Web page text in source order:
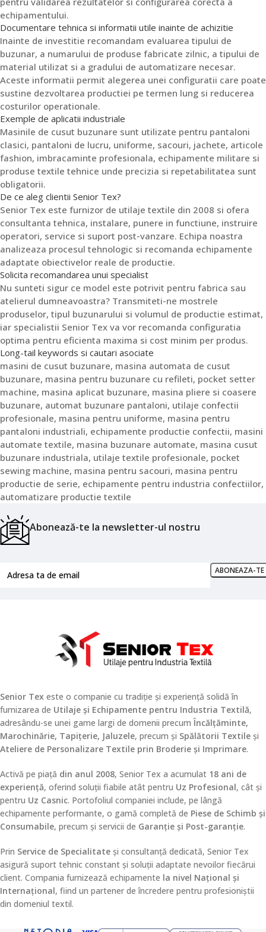
echipamentului.
Documentare tehnica si informatii utile inainte de achizitie
Inainte de investitie recomandam evaluarea tipului de
buzunar, a numarului de produse fabricate zilnic, a tipului de
material utilizat si a gradului de automatizare necesar.
Aceste informatii permit alegerea unei configuratii care poate
sustine dezvoltarea productiei pe termen lung si reducerea
costurilor operationale.
Exemple de aplicatii industriale
Masinile de cusut buzunare sunt utilizate pentru pantaloni
clasici, pantaloni de lucru, uniforme, sacouri, jachete, articole
fashion, imbracaminte profesionala, echipamente militare si
produse textile tehnice unde precizia si repetabilitatea sunt
obligatorii.
De ce aleg clientii Senior Tex?
Senior Tex este furnizor de utilaje textile din 2008 si ofera
consultanta tehnica, instalare, punere in functiune, instruire
operatori, service si suport post-vanzare. Echipa noastra
analizeaza procesul tehnologic si recomanda echipamente
adaptate obiectivelor reale de productie.
Solicita recomandarea unui specialist
Nu sunteti sigur ce model este potrivit pentru fabrica sau
atelierul dumneavoastra? Transmiteti-ne mostrele
produselor, tipul buzunarului si volumul de productie estimat,
iar specialistii Senior Tex va vor recomanda configuratia
optima pentru eficienta maxima si cost minim per produs.
Long-tail keywords si cautari asociate
masini de cusut buzunare, masina automata de cusut
buzunare, masina pentru buzunare cu refileti, pocket setter
machine, masina aplicat buzunare, masina pliere si coasere
buzunare, automat buzunare pantaloni, utilaje confectii
profesionale, masina pentru uniforme, masina pentru
pantaloni industriali, echipamente productie confectii, masini
automate textile, masina buzunare automate, masina cusut
buzunare industriala, utilaje textile profesionale, pocket
sewing machine, masina pentru sacouri, masina pentru
productie de serie, echipamente pentru industria confectiilor,
automatizare productie textile
Abonează-te la newsletter-ul nostru
Senior Tex este o companie cu tradiție și experiență solidă în
furnizarea de Utilaje și Echipamente pentru Industria Textilă,
adresându-se unei game largi de domenii precum Încălțăminte,
Marochinărie, Tapițerie, Jaluzele, precum și Spălătorii Textile și
Ateliere de Personalizare Textile prin Broderie și Imprimare.
Activă pe piață din anul 2008, Senior Tex a acumulat 18 ani de
experiență, oferind soluții fiabile atât pentru Uz Profesional, cât și
pentru Uz Casnic. Portofoliul companiei include, pe lângă
echipamente performante, o gamă completă de Piese de Schimb și
Consumabile, precum și servicii de Garanție și Post-garanție.
Prin Service de Specialitate și consultanță dedicată, Senior Tex
asigură suport tehnic constant și soluții adaptate nevoilor fiecărui
client. Compania furnizează echipamente la nivel Național și
Internațional, fiind un partener de încredere pentru profesioniștii
din domeniul textil.